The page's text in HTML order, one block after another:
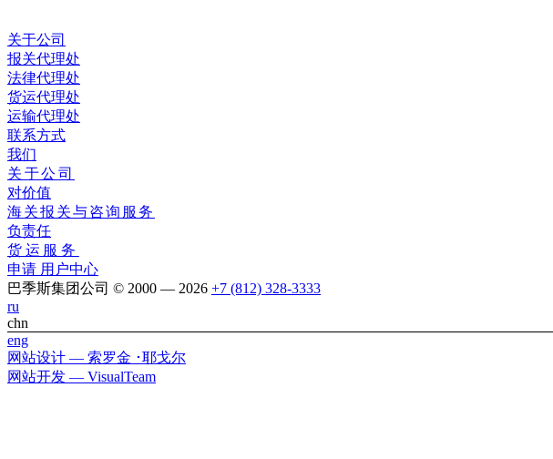
关于公司
报关代理处
法律代理处
货运代理处
运输代理处
联系方式
我们
关于公司
对价值
海关报关与咨询服务
负责任
货运服务
申请 用户中心
巴季斯集团公司 © 2000 — 2026 +7 (812) 328-3333
ru
chn
eng
网站设计 — 索罗金 ･耶戈尔
网站开发 — VisualTeam